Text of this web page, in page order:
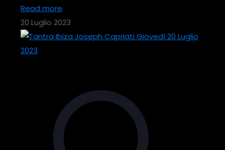
Read more
20 Luglio 2023